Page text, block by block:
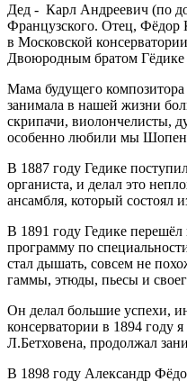
Дед - Карл Андреевич (по
Французского. Отец, Фёдор
в Московской
Двоюродным братом
Мама будущего
занимала в нашей жизни
скрипачи, виолончелисты,
особенно любили мы
В 1887 году Гедике
органиста, и делал это
ансамбля, который состоял
В 1891 году Гедике
программу по
стал дышать, совсем не
гаммы, этюды, пьесы и
Он делал большие успехи,
консерватории в 1894 году
Л.Бетховена, продолжал
В 1898 году Александр